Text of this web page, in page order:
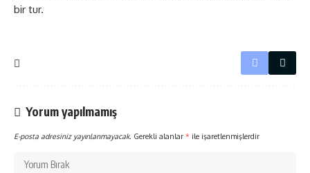
bir tur.
Yorum yapılmamış
E-posta adresiniz yayınlanmayacak. Gerekli alanlar * ile işaretlenmişlerdir